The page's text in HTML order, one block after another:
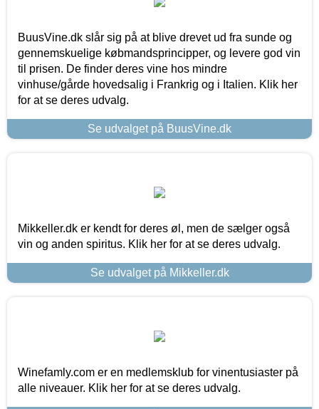
BuusVine.dk slår sig på at blive drevet ud fra sunde og
gennemskuelige købmandsprincipper, og levere god vin
til prisen. De finder deres vine hos mindre
vinhuse/gårde hovedsalig i Frankrig og i Italien. Klik her
for at se deres udvalg.
Se udvalget på BuusVine.dk
Mikkeller.dk er kendt for deres øl, men de sælger også
vin og anden spiritus. Klik her for at se deres udvalg.
Se udvalget på Mikkeller.dk
Winefamly.com er en medlemsklub for vinentusiaster på
alle niveauer. Klik her for at se deres udvalg.